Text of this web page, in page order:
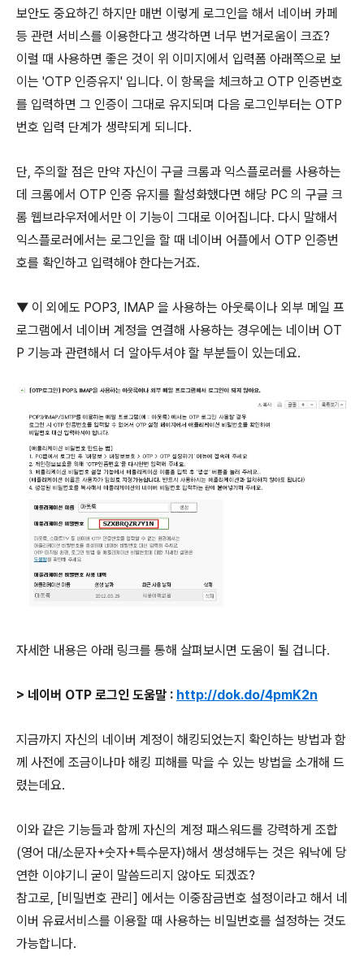
보안도 중요하긴 하지만 매번 이렇게 로그인을 해서 네이버 카페
등 관련 서비스를 이용한다고 생각하면 너무 번거로움이 크죠?
이럴 때 사용하면 좋은 것이 위 이미지에서 입력폼 아래쪽으로 보
이는 'OTP 인증유지' 입니다. 이 항목을 체크하고 OTP 인증번호
를 입력하면 그 인증이 그대로 유지되며 다음 로그인부터는 OTP
번호 입력 단계가 생략되게 되니다.
단, 주의할 점은 만약 자신이 구글 크롬과 익스플로러를 사용하는
데 크롬에서 OTP 인증 유지를 활성화했다면 해당 PC 의 구글 크
롬 웹브라우저에서만 이 기능이 그대로 이어집니다. 다시 말해서
익스플로러에서는 로그인을 할 때 네이버 어플에서 OTP 인증번
호를 확인하고 입력해야 한다는거죠.
▼ 이 외에도 POP3, IMAP 을 사용하는 아웃룩이나 외부 메일 프
로그램에서 네이버 계정을 연결해 사용하는 경우에는 네이버 OT
P 기능과 관련해서 더 알아두셔야 할 부분들이 있는데요.
자세한 내용은 아래 링크를 통해 살펴보시면 도움이 될 겁니다.
> 네이버 OTP 로그인 도움말 : http://dok.do/4pmK2n
지금까지 자신의 네이버 계정이 해킹되었는지 확인하는 방법과 함
께 사전에 조금이나마 해킹 피해를 막을 수 있는 방법을 소개해 드
렸는데요.
이와 같은 기능들과 함께 자신의 계정 패스워드를 강력하게 조합
(영어 대/소문자+숫자+특수문자)해서 생성해두는 것은 워낙에 당
연한 이야기니 굳이 말씀드리지 않아도 되겠죠?
참고로, [비밀번호 관리] 에서는 이중잠금번호 설정이라고 해서 네
이버 유료서비스를 이용할 때 사용하는 비밀번호를 설정하는 것도
가능합니다.